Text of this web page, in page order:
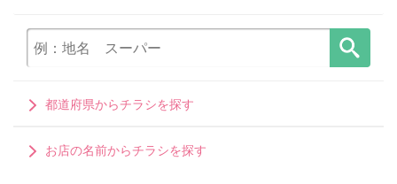
都道府県からチラシを探す
お店の名前からチラシを探す